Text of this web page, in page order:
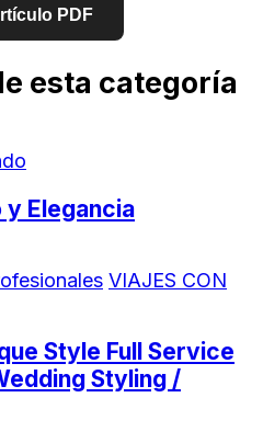
PDF
esta categoría
y Elegancia
VIAJES CON
Style Full Service
Styling /